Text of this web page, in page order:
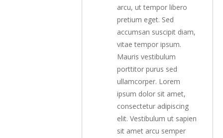
arcu, ut tempor libero
pretium eget. Sed
accumsan suscipit diam,
vitae tempor ipsum.
Mauris vestibulum
porttitor purus sed
ullamcorper. Lorem
ipsum dolor sit amet,
consectetur adipiscing
elit. Vestibulum ut sapien
sit amet arcu semper